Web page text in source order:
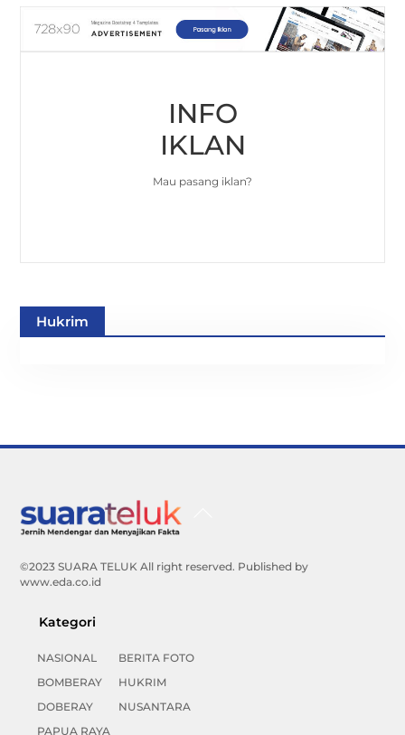
INFO
IKLAN
Mau pasang iklan?
Hukrim
©2023 SUARA TELUK All right reserved. Published by
www.eda.co.id
Kategori
NASIONAL
BOMBERAY
DOBERAY
PAPUA RAYA
BERITA FOTO
HUKRIM
NUSANTARA